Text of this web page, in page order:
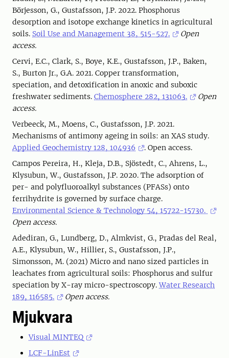
Börjesson, G., Gustafsson, J.P. 2022. Phosphorus
desorption and isotope exchange kinetics in agricultural
soils. Soil Use and Management 38, 515-527.
Open
access.
Cervi, E.C., Clark, S., Boye, K.E., Gustafsson, J.P., Baken,
S., Burton Jr., G.A. 2021. Copper transformation,
speciation, and detoxification in anoxic and suboxic
freshwater sediments. Chemosphere 282, 131063.
Open
access.
Verbeeck, M., Moens, C., Gustafsson, J.P. 2021.
Mechanisms of antimony ageing in soils: an XAS study.
Applied Geochemistry 128, 104936
. Open access.
Campos Pereira, H., Kleja, D.B., Sjöstedt, C., Ahrens, L.,
Klysubun, W., Gustafsson, J.P. 2020. The adsorption of
per- and polyfluoroalkyl substances (PFASs) onto
ferrihydrite is governed by surface charge.
Environmental Science & Technology 54, 15722-15730.
Open access.
Adediran, G., Lundberg, D., Almkvist, G., Pradas del Real,
A.E., Klysubun, W., Hillier, S., Gustafsson, J.P.,
Simonsson, M. (2021) Micro and nano sized particles in
leachates from agricultural soils: Phosphorus and sulfur
speciation by X-ray micro-spectroscopy.Water Research
189, 116585.
Open access.
Mjukvara
Visual MINTEQ
LCF-LinEst